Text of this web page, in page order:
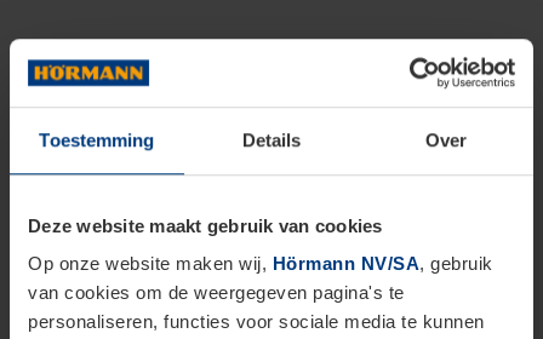
Toestemming Details Over
Deze website maakt gebruik van cookies
Op onze website maken wij, Hörmann NV/SA, gebruik
van cookies om de weergegeven pagina's te
personaliseren, functies voor sociale media te kunnen